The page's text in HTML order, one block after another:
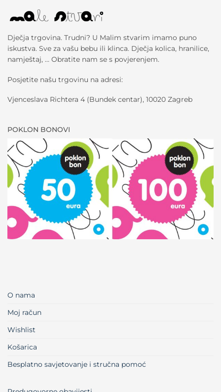
Dječja trgovina. Trudni? U Malim stvarim imamo puno
iskustva. Sve za vašu bebu ili klinca. Dječja kolica, hranilice,
namještaj, … Obratite nam se s povjerenjem.
Posjetite našu trgovinu na adresi:
Vjenceslava Richtera 4 (Bundek centar), 10020 Zagreb
POKLON BONOVI
O nama
Moj račun
Wishlist
Košarica
Besplatno savjetovanje i stručna pomoć